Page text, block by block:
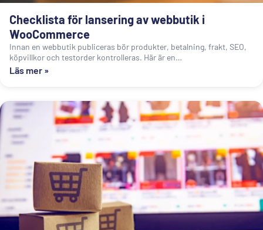
Checklista för lansering av webbutik i
WooCommerce
Innan en webbutik publiceras bör produkter, betalning, frakt, SEO,
köpvillkor och testorder kontrolleras. Här är en…
Läs mer »